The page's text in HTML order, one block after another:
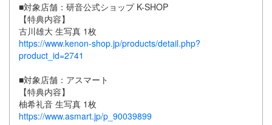
■対象店舗：研音公式ショップ K-SHOP
【特典内容】
古川雄大 生写真 1枚
https://www.kenon-shop.jp/products/detail.php?
product_id=2741
■対象店舗：アスマート
【特典内容】
柚希礼音 生写真 1枚
https://www.asmart.jp/p_90039899